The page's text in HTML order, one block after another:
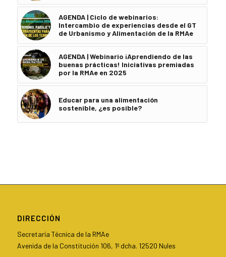
AGENDA | Ciclo de webinarios:
Intercambio de experiencias desde el GT
de Urbanismo y Alimentación de la RMAe
AGENDA | Webinario ¡Aprendiendo de las
buenas prácticas! Iniciativas premiadas
por la RMAe en 2025
Educar para una alimentación
sostenible, ¿es posible?
DIRECCIÓN
Secretaría Técnica de la RMAe
Avenida de la Constitución 106, 1º dcha. 12520 Nules